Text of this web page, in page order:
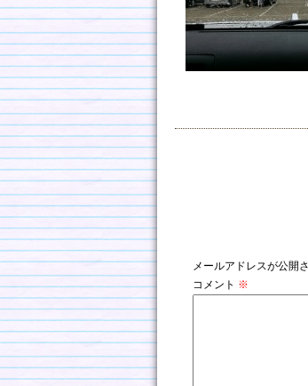
メールアドレスが公開
コメント ※